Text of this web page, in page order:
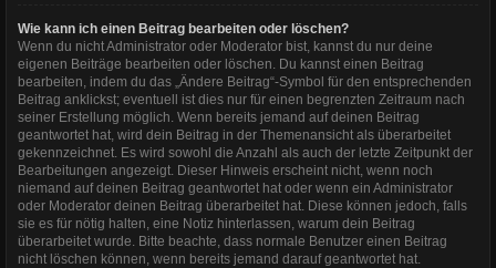
Wie kann ich einen Beitrag bearbeiten oder löschen?
Wenn du nicht Administrator oder Moderator bist, kannst du nur deine
eigenen Beiträge bearbeiten oder löschen. Du kannst einen Beitrag
bearbeiten, indem du das „Ändere Beitrag“-Symbol für den entsprechenden
Beitrag anklickst; eventuell ist dies nur für einen begrenzten Zeitraum nach
seiner Erstellung möglich. Wenn bereits jemand auf deinen Beitrag
geantwortet hat, wird dein Beitrag in der Themenansicht als überarbeitet
gekennzeichnet. Es wird sowohl die Anzahl als auch der letzte Zeitpunkt der
Bearbeitungen angezeigt. Dieser Hinweis erscheint nicht, wenn noch
niemand auf deinen Beitrag geantwortet hat oder wenn ein Administrator
oder Moderator deinen Beitrag überarbeitet hat. Diese können jedoch, falls
sie es für nötig halten, eine Notiz hinterlassen, warum dein Beitrag
überarbeitet wurde. Bitte beachte, dass normale Benutzer einen Beitrag
nicht löschen können, wenn bereits jemand darauf geantwortet hat.